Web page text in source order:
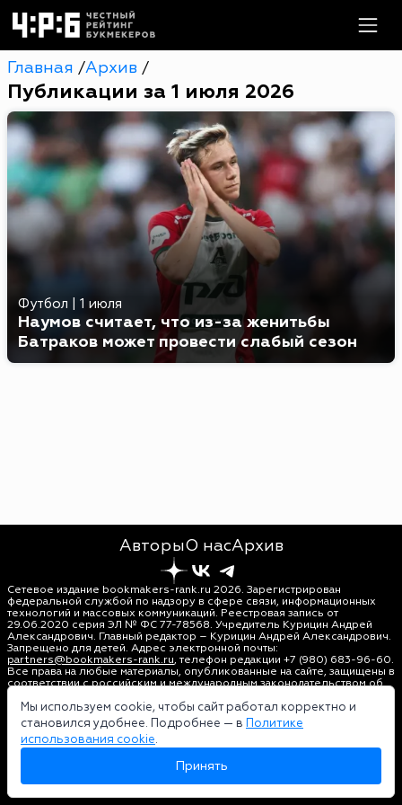
Мы используем cookie, чтобы сайт работал корректно и
становился удобнее. Подробнее — в Политике
использования cookie.
Принять
Главная /Архив /
Публикации за 1 июля 2026
Футбол 1 июля
Наумов считает, что из-за женитьбы
Батраков может провести слабый сезон
АвторыО насАрхив
Сетевое издание bookmakers-rank.ru 2026. Зарегистрирован
федеральной службой по надзору в сфере связи, информационных
технологий и массовых коммуникаций. Реестровая запись от
29.06.2020 серия ЭЛ № ФС 77-78568. Учредитель Курицин Андрей
Александрович. Главный редактор – Курицин Андрей Александрович.
Запрещено для детей. Адрес электронной почты:
partners@bookmakers-rank.ru, телефон редакции +7 (980) 683-96-60.
Все права на любые материалы, опубликованные на сайте, защищены в
соответствии с российским и международным законодательством об
фото, аудио и видеоматериалов возможно только с согласия
правообладателя (bookmakers-rank.ru). Персональные данные (ФЗ
152). При полном или частичном использовании материалов
bookmakers-rank.ru активная индексируемая гиперссылка на
исходный материал обязательна. Оригинал текста:
|
Политика использования cookie